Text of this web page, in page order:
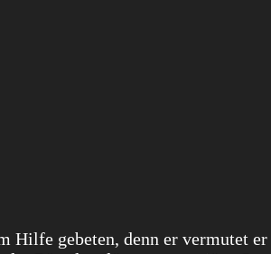
Hilfe gebeten, denn er vermutet er